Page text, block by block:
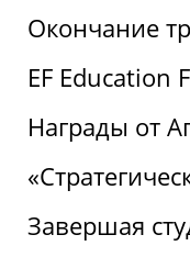
Окончание
EF Education
Награды от
Завершая